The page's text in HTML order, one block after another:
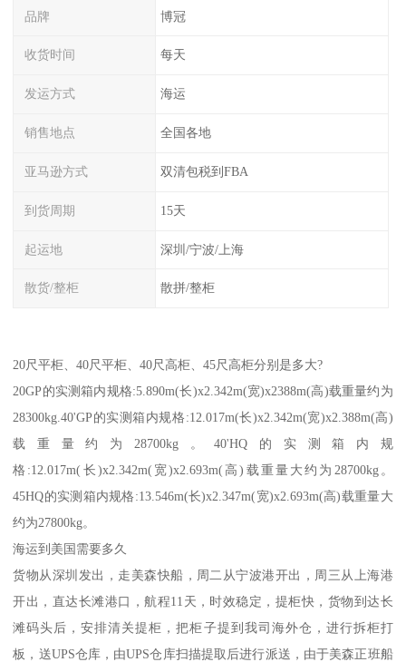
品牌 博冠
收货时间 每天
发运方式 海运
销售地点 全国各地
亚马逊方式 双清包税到FBA
到货周期 15天
起运地 深圳/宁波/上海
散货/整柜 散拼/整柜
20尺平柜、40尺平柜、40尺高柜、45尺高柜分别是多大?
20GP的实测箱内规格:5.890m(长)x2.342m(宽)x2388m(高)载重量约为
28300kg.40'GP的实测箱内规格:12.017m(长)x2.342m(宽)x2.388m(高)
载重量约为28700kg。40'HQ的实测箱内规
格:12.017m(长)x2.342m(宽)x2.693m(高)载重量大约为28700kg。
45HQ的实测箱内规格:13.546m(长)x2.347m(宽)x2.693m(高)载重量大
约为27800kg。
海运到美国需要多久
货物从深圳发出，走美森快船，周二从宁波港开出，周三从上海港
开出，直达长滩港口，航程11天，时效稳定，提柜快，货物到达长
滩码头后，安排清关提柜，把柜子提到我司海外仓，进行拆柜打
板，送UPS仓库，由UPS仓库扫描提取后进行派送，由于美森正班船